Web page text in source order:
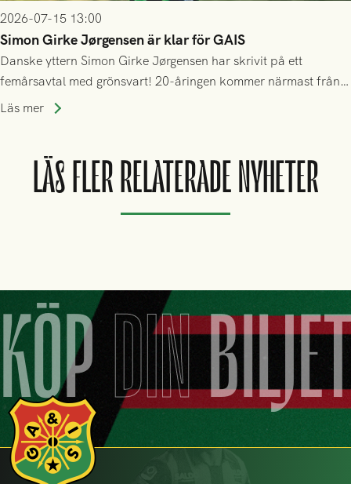
2026-07-15 13:00
Simon Girke Jørgensen är klar för GAIS
Danske yttern Simon Girke Jørgensen har skrivit på ett
femårsavtal med grönsvart! 20-åringen kommer närmast från
spel i färöiska Skála IF.
Läs mer
LÄS FLER RELATERADE NYHETER
KÖPDIN